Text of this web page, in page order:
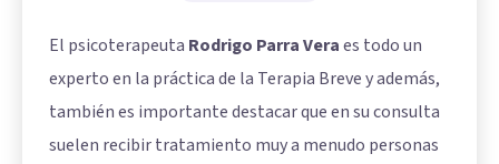
El psicoterapeuta Rodrigo Parra Veraes todo un
experto en la práctica de la Terapia Breve y además,
también es importante destacar que en su consulta
suelen recibir tratamiento muy a menudo personas